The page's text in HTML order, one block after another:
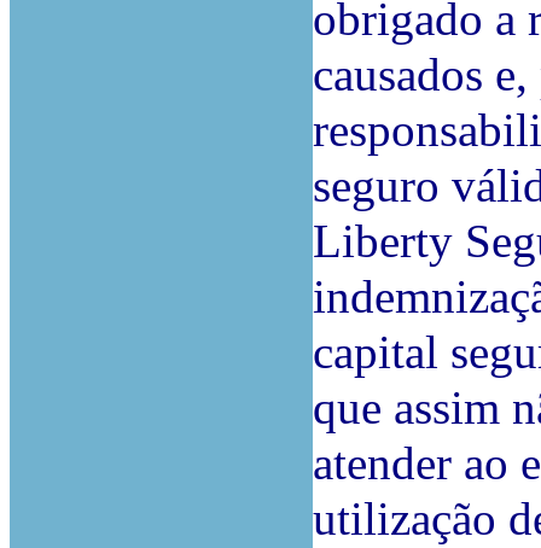
obrigado a
causados
seguro
Liberty
capital
que assim
atender ao
utilização